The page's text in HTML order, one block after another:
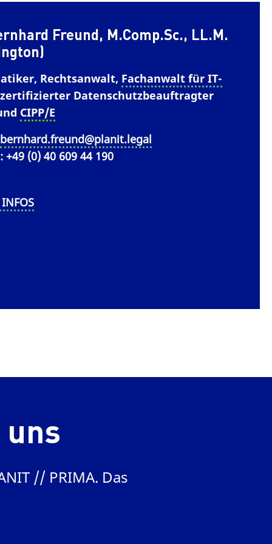
Freund, M.Comp.Sc., LL.M.
Rechtsanwalt, Fachanwalt für IT-
Datenschutzbeauftragter
CIPP/E
bernhard.freund@planit.legal
+49 (0) 40 609 44 190
// PRIMA. Das